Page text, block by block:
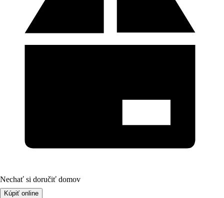
Nechať si doručiť domov
Kúpiť online